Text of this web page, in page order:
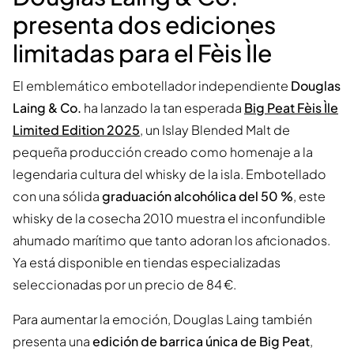
presenta dos ediciones
limitadas para el Fèis Ìle
El emblemático embotellador independiente Douglas
Laing & Co. ha lanzado la tan esperada Big Peat Fèis Ìle
Limited Edition 2025, un Islay Blended Malt de
pequeña producción creado como homenaje a la
legendaria cultura del whisky de la isla. Embotellado
con una sólidagraduación alcohólica del 50 %, este
whisky de la cosecha 2010 muestra el inconfundible
ahumado marítimo que tanto adoran los aficionados.
Ya está disponible en tiendas especializadas
seleccionadas por un precio de 84 €.
Para aumentar la emoción, Douglas Laing también
presenta unaedición de barrica única de Big Peat,